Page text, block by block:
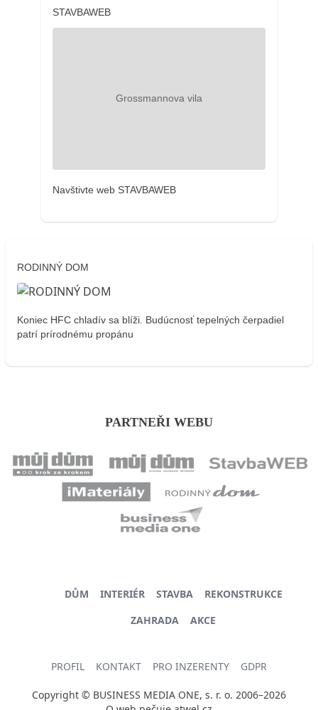
STAVBAWEB
Navštivte web STAVBAWEB
RODINNÝ DOM
Koniec HFC chladív sa blíži. Budúcnosť tepelných čerpadiel
patrí prírodnému propánu
PARTNEŘI WEBU
DŮM INTERIÉR STAVBA
REKONSTRUKCE
ZAHRADA
AKCE
PROFIL KONTAKT PRO INZERENTY GDPR
Copyright © BUSINESS MEDIA ONE, s. r. o. 2006–2026